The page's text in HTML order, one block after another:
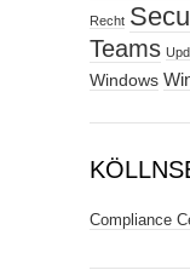
Recht
Teams
Windows
Compliance